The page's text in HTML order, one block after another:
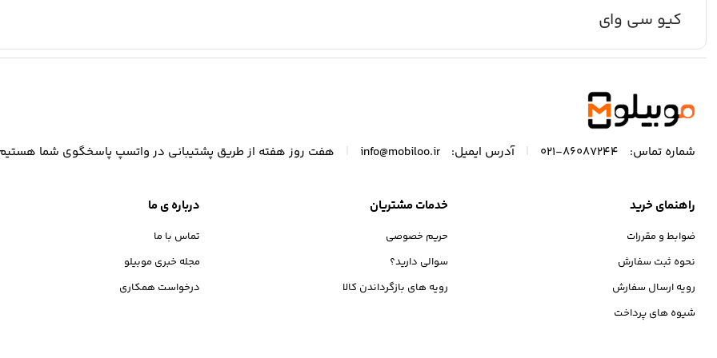
کیو سی وای
شماره تماس: 86087244-021 آدرس ایمیل: info@mobiloo.ir هفت روز هفته از طریق پشتیبانی در واتسپ پاسخگوی شما
راهنمای خرید
ضوابط و مقررات
نحوه ثبت سفارش
رویه ارسال سفارش
شیوه های پرداخت
خدمات مشتریان
حریم خصوصی
سوالی دارید؟
رویه های بازگرداندن کالا
درباره ی ما
تماس با ما
مجله خبری موبیلو
درخواست همکاری